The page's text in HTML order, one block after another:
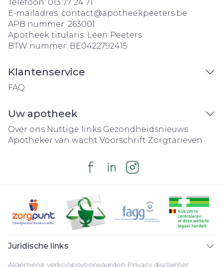
Telefoon: 013 77 24 71
E-mailadres: contact@apotheekpeeters.be
APB nummer: 263001
Apotheek titularis: Leen Peeters
BTW nummer: BE0422792415
Klantenservice
FAQ
Uw apotheek
Over ons Nuttige links Gezondheidsnieuws
Apotheker van wacht Voorschrift Zorgtarieven
Juridische links
Algemene verkoopsvoorwaarden Privacy disclaimer